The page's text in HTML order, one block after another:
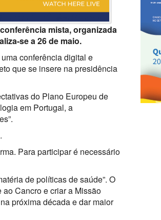
mista, organizada
se a 26 de maio.
conferência digital e
que se insere na presidência
do Plano Europeu de
em Portugal, a
Para participar é necessário
de políticas de saúde”. O
Cancro e criar a Missão
próxima década e dar maior